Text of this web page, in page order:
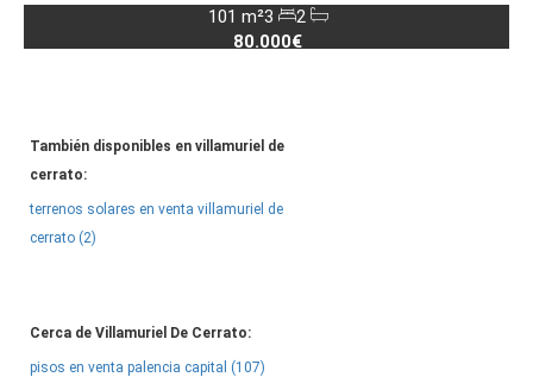
101 m²3
2
80.000€
También disponibles en villamuriel de
cerrato:
terrenos solares en venta villamuriel de
cerrato (2)
Cerca de Villamuriel De Cerrato:
pisos en venta palencia capital (107)